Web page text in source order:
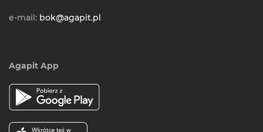
e-mail: bok@agapit.pl
Agapit App